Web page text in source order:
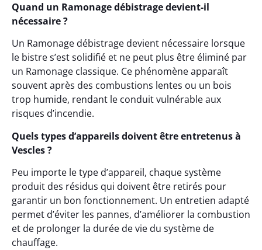
Quand un Ramonage débistrage devient-il
nécessaire ?
Un Ramonage débistrage devient nécessaire lorsque
le bistre s’est solidifié et ne peut plus être éliminé par
un Ramonage classique. Ce phénomène apparaît
souvent après des combustions lentes ou un bois
trop humide, rendant le conduit vulnérable aux
risques d’incendie.
Quels types d’appareils doivent être entretenus à
Vescles ?
Peu importe le type d’appareil, chaque système
produit des résidus qui doivent être retirés pour
garantir un bon fonctionnement. Un entretien adapté
permet d’éviter les pannes, d’améliorer la combustion
et de prolonger la durée de vie du système de
chauffage.